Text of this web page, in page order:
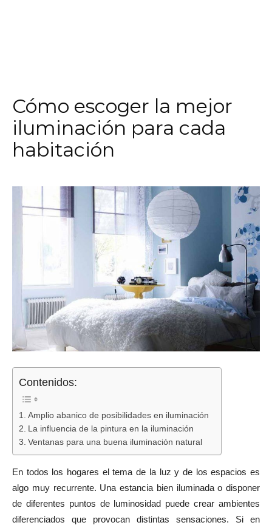
Cómo escoger la mejor
iluminación para cada
habitación
Contenidos:
Amplio abanico de posibilidades en iluminación
La influencia de la pintura en la iluminación
Ventanas para una buena iluminación natural
En todos los hogares el tema de la luz y de los espacios es
algo muy recurrente. Una estancia bien iluminada o disponer
de diferentes puntos de luminosidad puede crear ambientes
diferenciados que provocan distintas sensaciones. Si en